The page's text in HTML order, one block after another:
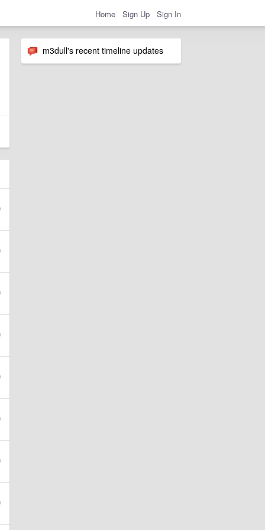
Home Sign Up Sign In
m3dull's recent timeline updates